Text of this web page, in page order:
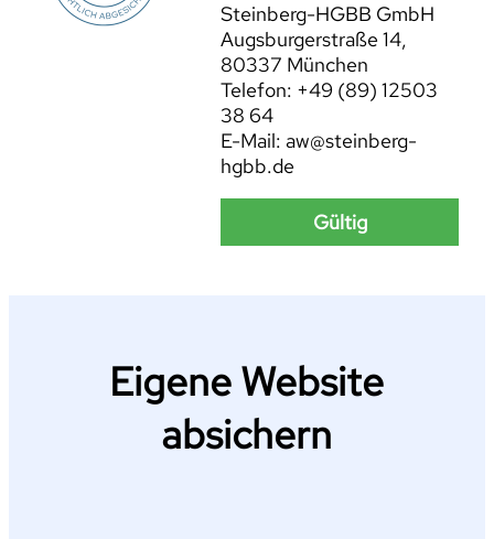
Steinberg-HGBB GmbH
Augsburgerstraße 14,
80337 München
Telefon: +49 (89) 12503
38 64
E-Mail: aw@steinberg-
hgbb.de
Gültig
Eigene Website
absichern